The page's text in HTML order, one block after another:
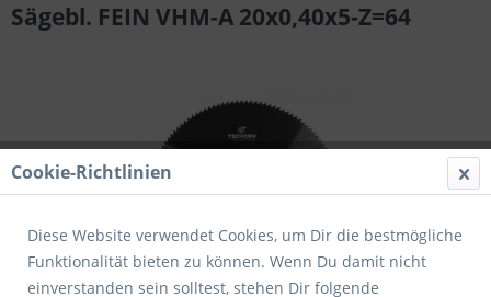
Sägebl. FEIN VHM-A 20x0,40x5-Z=64
Cookie-Richtlinien
Diese Website verwendet Cookies, um Dir die bestmögliche
Funktionalität bieten zu können. Wenn Du damit nicht
einverstanden sein solltest, stehen Dir folgende